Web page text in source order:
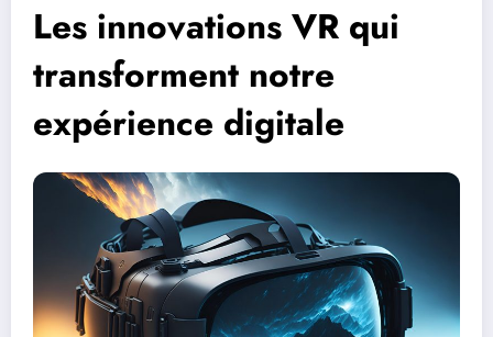
Les innovations VR qui
transforment notre
expérience digitale